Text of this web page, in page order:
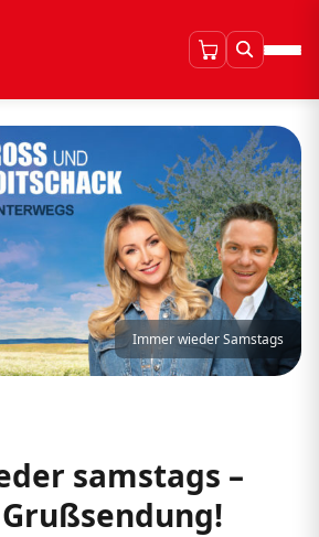
Immer wieder Samstags
samstags –